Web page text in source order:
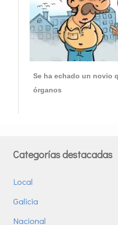
Se ha echado un novio
órganos
Categorías destacadas
Local
Galicia
Nacional